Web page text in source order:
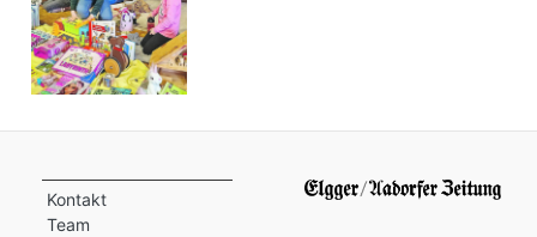
Kontakt
Team